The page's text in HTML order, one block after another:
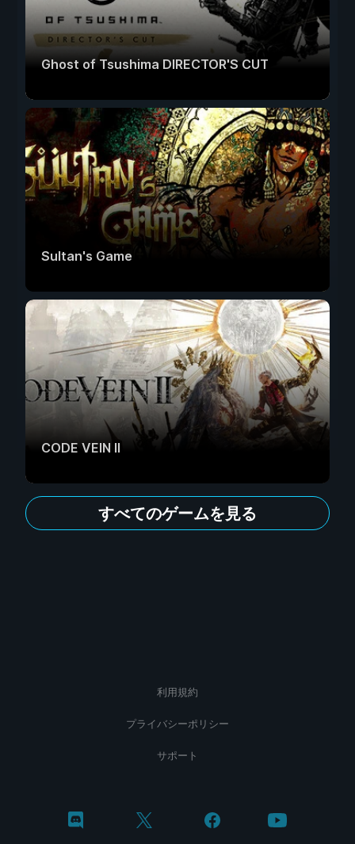
Ghost of Tsushima DIRECTOR'S CUT
Sultan's Game
CODE VEIN II
すべてのゲームを見る
利用規約
プライバシーポリシー
サポート